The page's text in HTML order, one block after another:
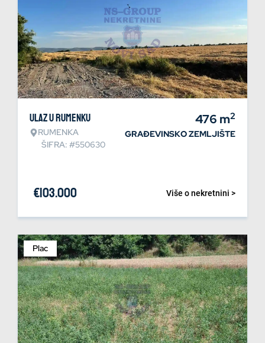
Ulaz u Rumenku
RUMENKA
ŠIFRA: #550630
476 m2
GRAĐEVINSKO ZEMLJIŠTE
Više o nekretnini >
€103.000
Plac